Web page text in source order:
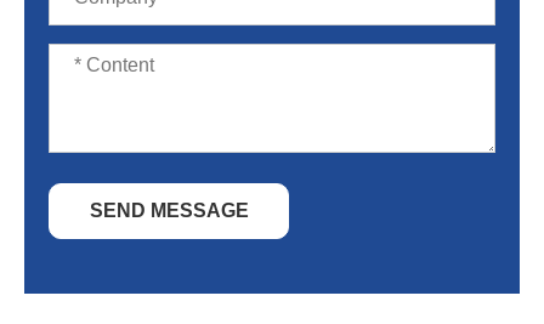
SEND MESSAGE